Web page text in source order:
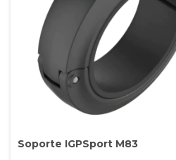
Soporte IGPSport M83